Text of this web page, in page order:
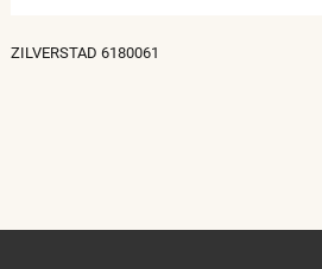
ZILVERSTAD 6180061